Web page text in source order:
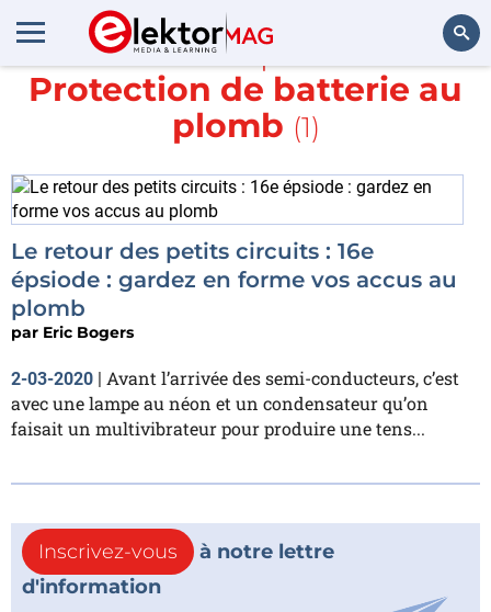
Rechercher
En savoir plus sur
Protection de batterie au
plomb (1)
Le retour des petits circuits : 16e
épsiode : gardez en forme vos accus au
plomb
par Eric Bogers
2-03-2020 | Avant l’arrivée des semi-conducteurs, c’est
avec une lampe au néon et un condensateur qu’on
faisait un multivibrateur pour produire une tens...
Inscrivez-vous
à notre lettre
d'information